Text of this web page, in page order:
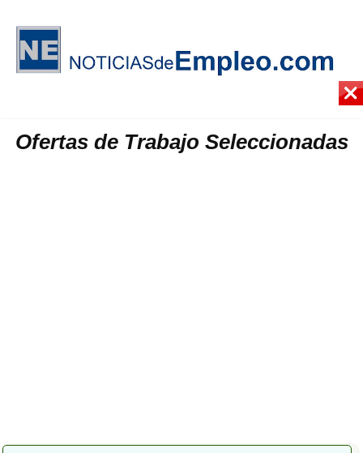
Ofertas de Trabajo Seleccionadas